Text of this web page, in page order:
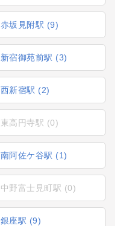
赤坂見附駅 (9)
新宿御苑前駅 (3)
西新宿駅 (2)
東高円寺駅 (0)
南阿佐ケ谷駅 (1)
中野富士見町駅 (0)
銀座駅 (9)